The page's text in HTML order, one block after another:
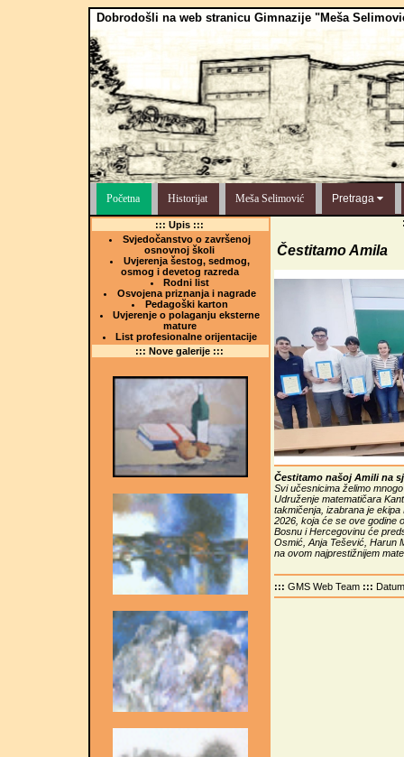
Dobrodošli na web stranicu Gimnazije "Meša
Početna Historijat Meša Selimović Pretraga
::: Upis :::
Svjedočanstvo o završenoj
osnovnoj školi
Uvjerenja šestog, sedmog,
osmog i devetog razreda
Rodni list
Osvojena priznanja i nagrade
Pedagoški karton
Uvjerenje o polaganju eksterne
mature
List profesionalne orijentacije
::: Nove galerije :::
Čestitamo Amila
Čestitamo našoj Amili na
Svi učesnicima želimo
Udruženje matematičara
takmičenja, izabrana je
2026, koja će se ove godine
Bosnu i Hercegovinu će
Osmić, Anja Tešević, Harun
na ovom najprestižnijem
::: GMS Web Team :::